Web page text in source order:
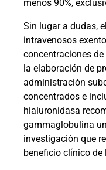
menos 90%,
Sin lugar a dudas,
intravenosos
concentraciones de
la elaboración de
administración
concentrados e
hialuronidasa
gammaglobulina
investigación que
beneficio clínico de